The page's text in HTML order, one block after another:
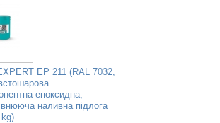
EP 211 (RAL 7032,
епоксидна,
наливна підлога